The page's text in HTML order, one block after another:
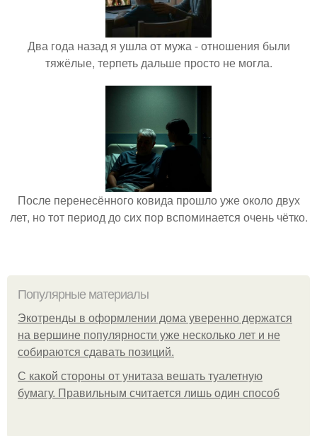
Два года назад я ушла от мужа - отношения были
тяжёлые, терпеть дальше просто не могла.
После перенесённого ковида прошло уже около двух
лет, но тот период до сих пор вспоминается очень чётко.
Популярные материалы
Экотренды в оформлении дома уверенно держатся
на вершине популярности уже несколько лет и не
собираются сдавать позиций.
С какой стороны от унитаза вешать туалетную
бумагу. Правильным считается лишь один способ